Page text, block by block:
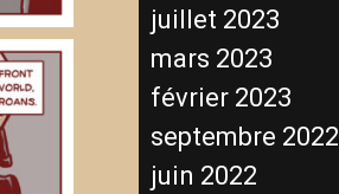
juillet 2023
mars 2023
février 2023
septembre 2022
juin 2022